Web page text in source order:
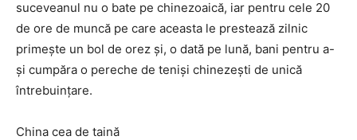
suceveanul nu o bate pe chinezoaică, iar pentru cele 20
de ore de muncă pe care aceasta le prestează zilnic
primeşte un bol de orez şi, o dată pe lună, bani pentru a-
şi cumpăra o pereche de tenişi chinezeşti de unică
întrebuinţare.
China cea de taină